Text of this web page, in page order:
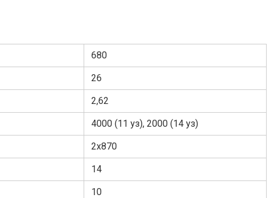
680
26
2,62
4000 (11 уз), 2000 (14 уз)
2х870
14
10